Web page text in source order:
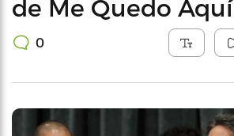
de Me Quedo Aquí
0